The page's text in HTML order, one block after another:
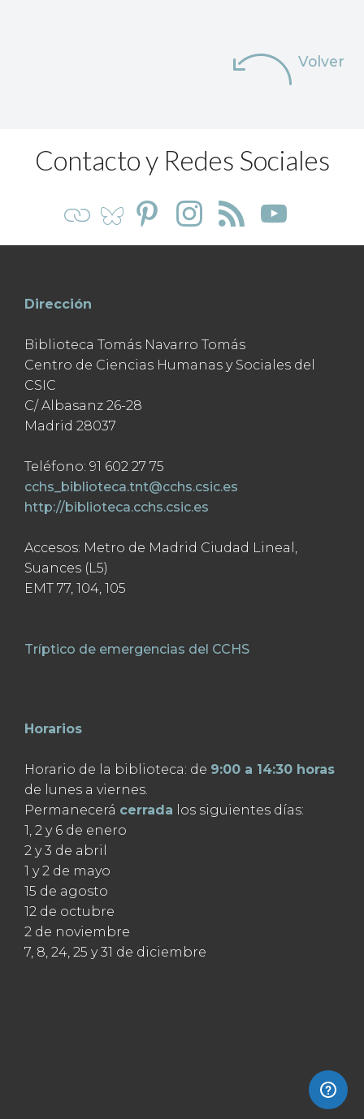
Volver
Contacto y Redes Sociales
Dirección
Biblioteca Tomás Navarro Tomás
Centro de Ciencias Humanas y Sociales del
CSIC
C/ Albasanz 26-28
Madrid 28037
Teléfono: 91 602 27 75
cchs_biblioteca.tnt@cchs.csic.es
http://biblioteca.cchs.csic.es
Accesos: Metro de Madrid Ciudad Lineal,
Suances (L5)
EMT 77, 104, 105
Tríptico de emergencias del CCHS
Horarios
Horario de la biblioteca: de 9:00 a 14:30 horas
de lunes a viernes.
Permanecerá cerrada los siguientes días:
1, 2 y 6 de enero
2 y 3 de abril
1 y 2 de mayo
15 de agosto
12 de octubre
2 de noviembre
7, 8, 24, 25 y 31 de diciembre